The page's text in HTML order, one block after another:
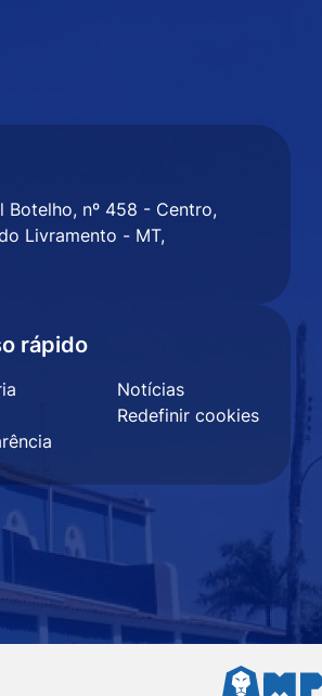
Botelho, nº 458 - Centro,
Livramento - MT,
rápido
Notícias
Redefinir cookies